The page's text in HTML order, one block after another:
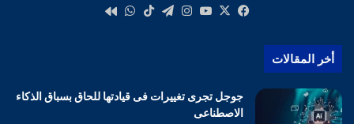
فيسبوك
‫X
‫YouTube
انستقرام
تيلقرام‫TikTokواتساب
أخر المقالات
جوجل تجرى تغييرات فى قيادتها للحاق بسباق الذكاء
الاصطناعى